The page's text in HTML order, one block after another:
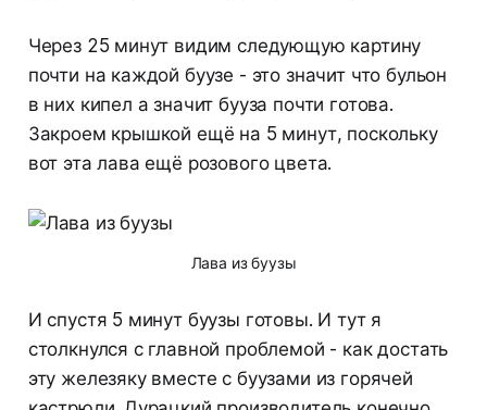
Через 25 минут видим следующую картину
почти на каждой буузе - это значит что бульон
в них кипел а значит бууза почти готова.
Закроем крышкой ещё на 5 минут, поскольку
вот эта лава ещё розового цвета.
Лава из буузы
И спустя 5 минут буузы готовы. И тут я
столкнулся с главной проблемой - как достать
эту железяку вместе с буузами из горячей